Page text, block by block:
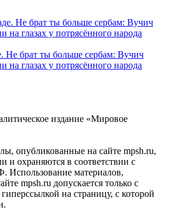
Не брат ты больше сербам: Вучич
на глазах у потрясённого народа
издание «Мировое
опубликованные на сайте mpsh.ru,
и охраняются в соответствии с
Использование материалов,
mpsh.ru допускается только с
на страницу, с которой